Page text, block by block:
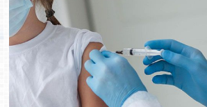
των
μαθητών
5-
11
ετών